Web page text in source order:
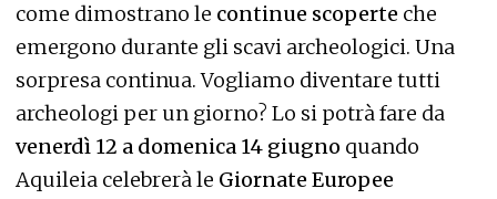
come dimostrano le continue scoperte che
emergono durante gli scavi archeologici. Una
sorpresa continua. Vogliamo diventare tutti
archeologi per un giorno? Lo si potrà fare da
venerdì 12 a domenica 14 giugno quando
Aquileia celebrerà le Giornate Europee